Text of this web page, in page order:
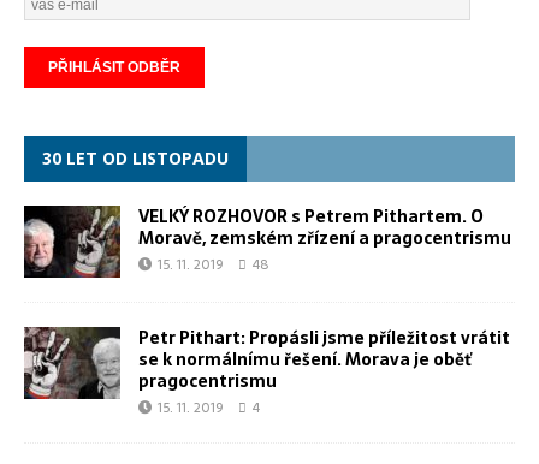
30 LET OD LISTOPADU
VELKÝ ROZHOVOR s Petrem Pithartem. O
Moravě, zemském zřízení a pragocentrismu
15. 11. 2019 48
Petr Pithart: Propásli jsme příležitost vrátit
se k normálnímu řešení. Morava je oběť
pragocentrismu
15. 11. 2019 4